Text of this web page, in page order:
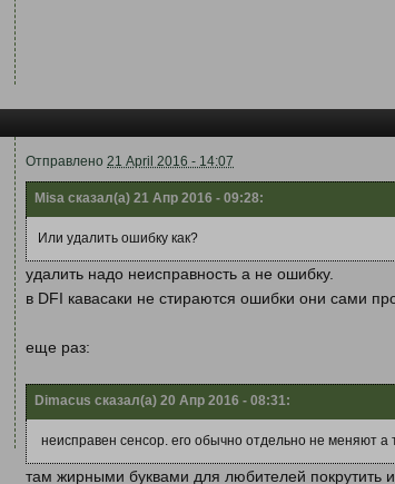
Отправлено21 April 2016 - 14:07
Misa сказал(а) 21 Апр 2016 - 09:28:
Или удалить ошибку как?
удалить надо неисправность а не ошибку.
в DFI кавасаки не стираются ошибки они сами
еще раз:
Dimacus сказал(а) 20 Апр 2016 - 08:31:
неисправен сенсор. его обычно отдельно не меняют а
там жирными буквами для любителей покрутить